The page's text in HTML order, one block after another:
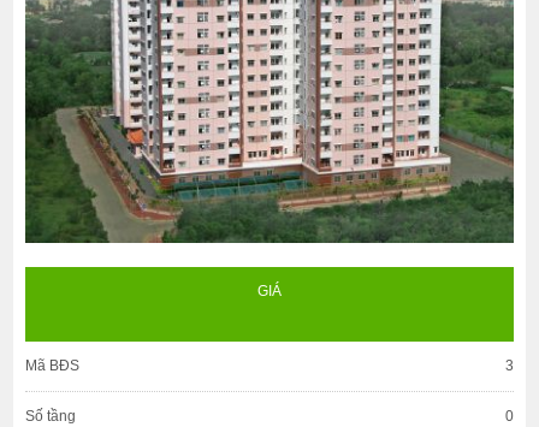
GIÁ
Mã BĐS 3
Số tầng 0